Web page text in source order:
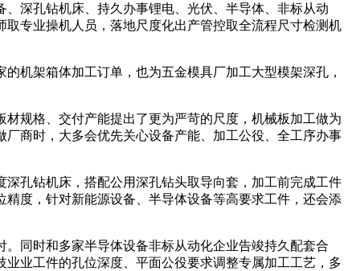
深孔钻机床、持久办事锂电、光伏、半导体、非标从动
专业操机人员，落地尺度化出产管控取全流程尺寸检测机
机架箱体加工订单，也为五金模具厂加工大型模架深孔，
规格、交付产能提出了更为严苛的尺度，机械板加工做为
商时，大多会优先关心设备产能、加工公役、全工序办事
孔钻机床，搭配公用深孔钻头取导向套，加工前完成工件
度，针对新能源设备、半导体设备等高要求工件，还会添
同时和多家半导体设备非标从动化企业告竣持久配套合
业工件的孔位深度、平面公役要求调整专属加工工艺，多